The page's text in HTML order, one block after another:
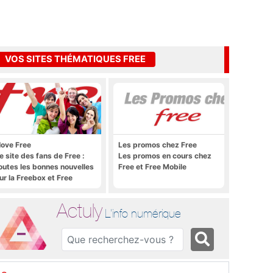
VOS SITES THÉMATIQUES FREE
Free
site des fans de Free :
les bonnes nouvelles
la Freebox et Free
Les promos chez Free
Les promos en cours chez
Free et Free Mobile
Actuly L'info numérique